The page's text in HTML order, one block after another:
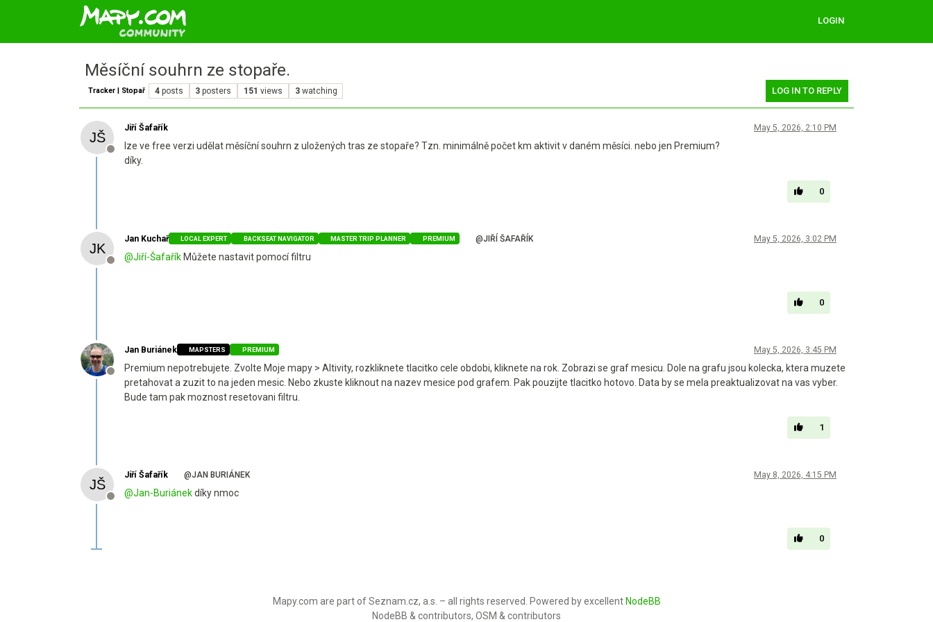
LOGIN
Měsíční souhrn ze stopaře.
Tracker | Stopař 4 posts 3 posters 151 views 3 watching LOG IN TO REPLY
Offline
Jiří Šafařík May 5, 2026, 2:10 PM
lze ve free verzi udělat měsíční souhrn z uložených tras ze stopaře? Tzn. minimálně počet km aktivit v daném měsíci. nebo jen Premium?
díky.
0
Offline
Jan Kuchař LOCAL EXPERT BACKSEAT NAVIGATOR MASTER TRIP PLANNER PREMIUM @JIŘÍ ŠAFAŘÍK May 5, 2026, 3:02 PM
@Jiří-Šafařík Můžete nastavit pomocí filtru
0
Offline
Jan Buriánek MAPSTERS PREMIUM May 5, 2026, 3:45 PM
Premium nepotrebujete. Zvolte Moje mapy > Altivity, rozkliknete tlacitko cele obdobi, kliknete na rok. Zobrazi se graf mesicu. Dole na grafu jsou kolecka, ktera muzete
pretahovat a zuzit to na jeden mesic. Nebo zkuste kliknout na nazev mesice pod grafem. Pak pouzijte tlacitko hotovo. Data by se mela preaktualizovat na vas vyber.
Bude tam pak moznost resetovani filtru.
1
Offline
Jiří Šafařík @JAN BURIÁNEK May 8, 2026, 4:15 PM
@Jan-Buriánekdíky nmoc
0
Mapy.com are part of Seznam.cz, a.s. – all rights reserved. Powered by excellent NodeBB
NodeBB & contributors, OSM & contributors